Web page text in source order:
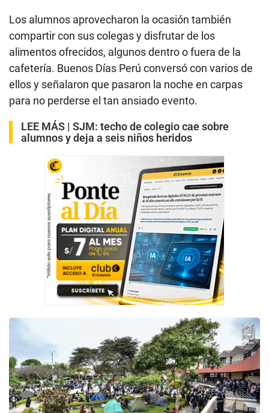
Los alumnos aprovecharon la ocasión también
compartir con sus colegas y disfrutar de los
alimentos ofrecidos, algunos dentro o fuera de la
cafetería. Buenos Días Perú conversó con varios de
ellos y señalaron que pasaron la noche en carpas
para no perderse el tan ansiado evento.
LEE MÁS | SJM: techo de colegio cae sobre
alumnos y deja a seis niños heridos